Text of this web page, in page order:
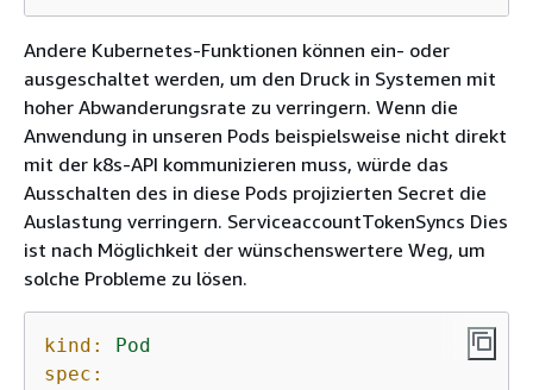
Andere Kubernetes-Funktionen können ein- oder
ausgeschaltet werden, um den Druck in Systemen mit
hoher Abwanderungsrate zu verringern. Wenn die
Anwendung in unseren Pods beispielsweise nicht direkt
mit der k8s-API kommunizieren muss, würde das
Ausschalten des in diese Pods projizierten Secret die
Auslastung verringern. ServiceaccountTokenSyncs Dies
ist nach Möglichkeit der wünschenswertere Weg, um
solche Probleme zu lösen.
kind:
Pod
spec: